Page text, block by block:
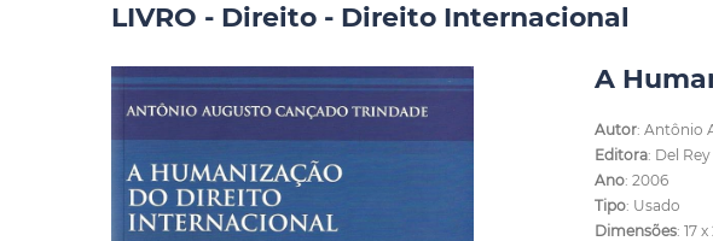
LIVRO - Direito - Direito Internacional
A
Autor: Antônio
Editora: Del Rey
Ano: 2006
Tipo: Usado
Dimensões: 17